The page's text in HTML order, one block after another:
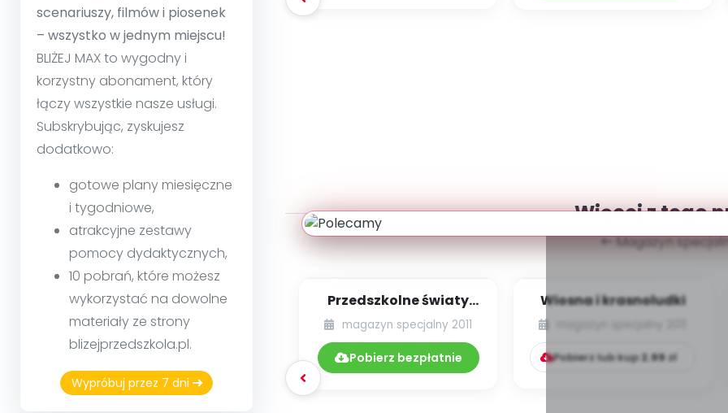
scenariuszy, filmów i piosenek
– wszystko w jednym miejscu!
BLIŻEJ MAX to wygodny i
korzystny abonament, który
łączy wszystkie nasze usługi.
Subskrybując, zyskujesz
dodatkowo:
gotowe plany miesięczne
i tygodniowe,
atrakcyjne zestawy
pomocy dydaktycznych,
10 pobrań, które możesz
wykorzystać na dowolne
materiały ze strony
blizejprzedszkola.pl.
Wypróbuj przez 7 dni
Więcej z tego
Magazyn
Przedszkolne światy
dwa...
magazyn specjalny 2011
Pobierz bezpłatnie
Wiosna i krasnoludki
Pobierz lub kup2.99zł